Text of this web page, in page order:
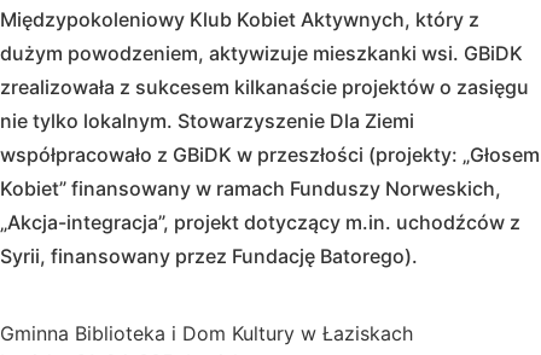
Międzypokoleniowy Klub Kobiet Aktywnych, który z
dużym powodzeniem, aktywizuje mieszkanki wsi. GBiDK
zrealizowała z sukcesem kilkanaście projektów o zasięgu
nie tylko lokalnym. Stowarzyszenie Dla Ziemi
współpracowało z GBiDK w przeszłości (projekty: „Głosem
Kobiet” finansowany w ramach Funduszy Norweskich,
„Akcja-integracja”, projekt dotyczący m.in. uchodźców z
Syrii, finansowany przez Fundację Batorego).
Gminna Biblioteka i Dom Kultury w Łaziskach